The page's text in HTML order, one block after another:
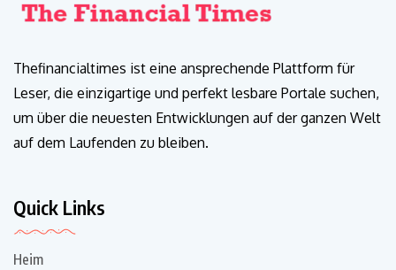
Thefinancialtimes ist eine ansprechende Plattform für
Leser, die einzigartige und perfekt lesbare Portale suchen,
um über die neuesten Entwicklungen auf der ganzen Welt
auf dem Laufenden zu bleiben.
Quick Links
Heim